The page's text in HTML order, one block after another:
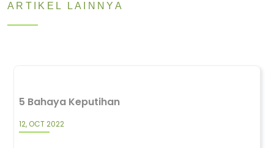
ARTIKEL LAINNYA
5 Bahaya Keputihan
12, OCT 2022